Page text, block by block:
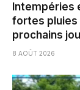
Intempéries
fortes pluies
prochains
8 AOÛT 2026